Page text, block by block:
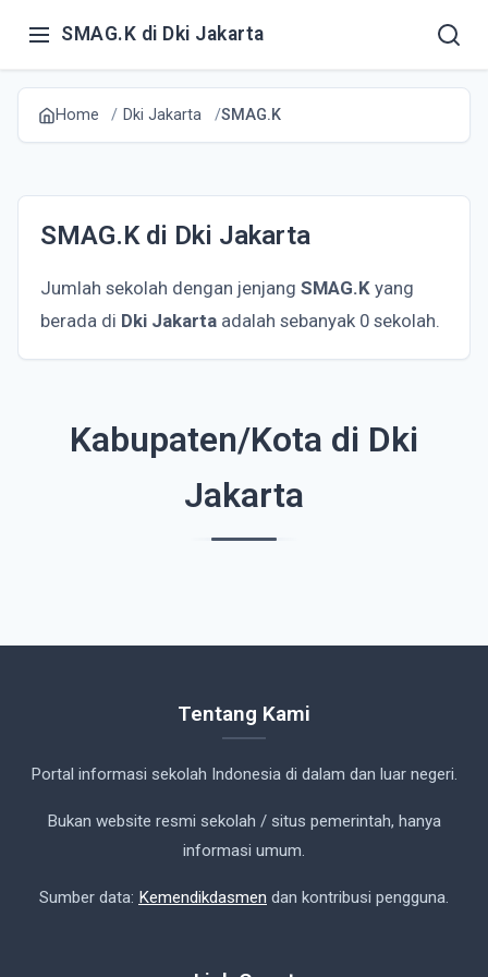
SMAG.K di Dki Jakarta
Home Dki Jakarta SMAG.K
SMAG.K di Dki Jakarta
Jumlah sekolah dengan jenjang SMAG.K yang
berada di Dki Jakarta adalah sebanyak 0 sekolah.
Kabupaten/Kota di Dki
Jakarta
Tentang Kami
Portal informasi sekolah Indonesia di dalam dan luar negeri.
Bukan website resmi sekolah / situs pemerintah, hanya
informasi umum.
Sumber data: Kemendikdasmen dan kontribusi pengguna.